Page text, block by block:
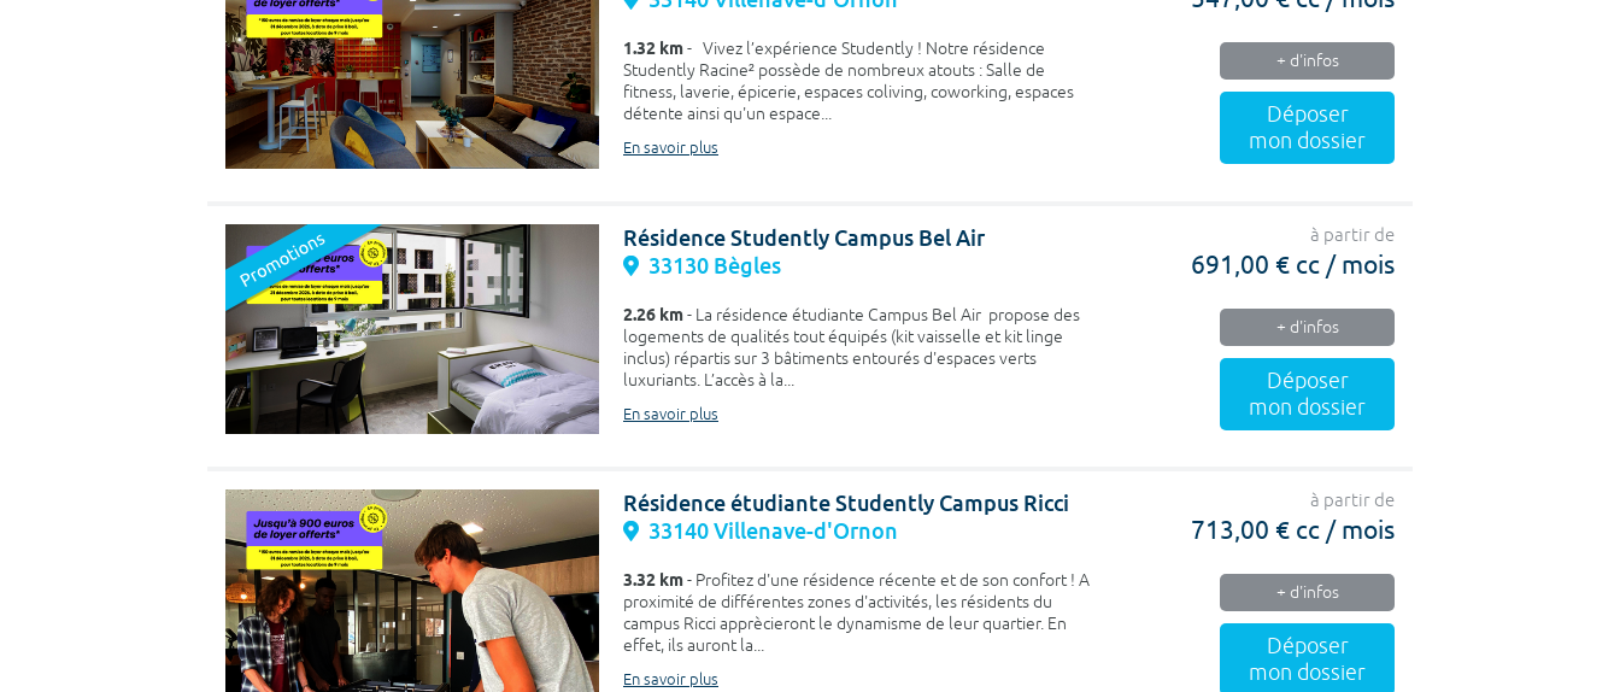
1.32 km- Vivez l’expérience Studently ! Notre résidence
Studently Racine² possède de nombreux atouts : Salle de
fitness, laverie, épicerie, espaces coliving, coworking, espaces
détente ainsi qu'un espace...
En savoir plus
+ d'infos
Déposer
mon dossier
Résidence Studently Campus Bel Air
33130 Bègles
2.26 km- La résidence étudiante Campus Bel Air propose des
logements de qualités tout équipés (kit vaisselle et kit linge
inclus) répartis sur 3 bâtiments entourés d'espaces verts
luxuriants. L’accès à la...
En savoir plus
à partir de
691,00 € cc / mois
+ d'infos
Déposer
mon dossier
Résidence étudiante Studently Campus Ricci
33140 Villenave-d'Ornon
3.32 km- Profitez d'une résidence récente et de son confort ! A
proximité de différentes zones d'activités, les résidents du
campus Ricci apprècieront le dynamisme de leur quartier. En
effet, ils auront la...
En savoir plus
à partir de
713,00 € cc / mois
+ d'infos
Déposer
mon dossier